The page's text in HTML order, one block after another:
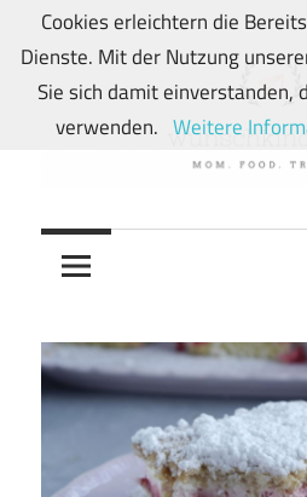
Zum
Inhalt
springen
Wunschkindern
und
Wegen:
Mein
Familien-,
und
Cookies erleichtern die
Dienste. Mit der Nutzung
Sie sich damit einverstanden,
verwenden. Weitere